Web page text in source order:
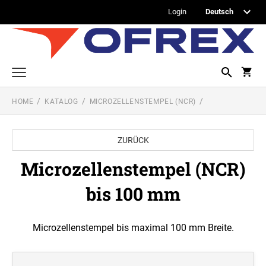
Login
Printy Textstempel
Taschenstempel
Professional Textstempel
Professional Datum- und Ziffernbandstempel
PROFESSIONAL DATUMSTEMPEL
PROFESSIONAL WORTBANDDREHSTEMPEL
Office Printy
Textplatten
HOME KATALOG MICROZELLENSTEMPEL (NCR)
ZURÜCK
Microzellenstempel (NCR)
bis 100 mm
Microzellenstempel bis maximal 100 mm Breite.